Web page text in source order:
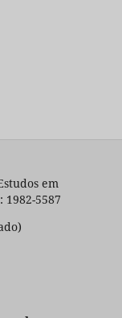
em
1982-5587